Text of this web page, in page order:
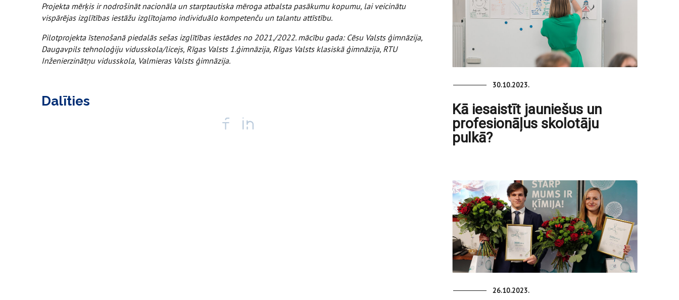
Projekta mērķis ir nodrošināt nacionāla un starptautiska mēroga atbalsta pasākumu kopumu, lai veicinātu
vispārējas izglītības iestāžu izglītojamo individuālo kompetenču un talantu attīstību.
Pilotprojekta īstenošanā piedalās sešas izglītības iestādes no 2021./2022. mācību gada: Cēsu Valsts ģimnāzija,
Daugavpils tehnoloģiju vidusskola/licejs, Rīgas Valsts 1.ģimnāzija, Rīgas Valsts klasiskā ģimnāzija, RTU
Inženierzinātņu vidusskola, Valmieras Valsts ģimnāzija.
Dalīties
30.10.2023.
Kā iesaistīt jauniešus un
profesionāļus skolotāju
pulkā?
26.10.2023.